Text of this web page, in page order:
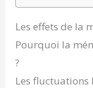
Les effets de la
Pourquoi la
?
Les